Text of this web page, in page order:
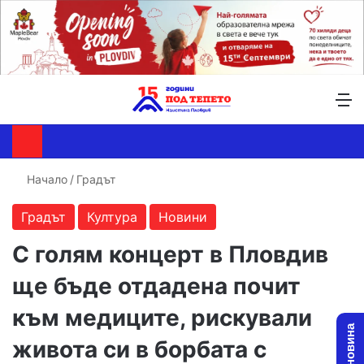
Начало / Градът
Градът Култура Новини
С голям концерт в Пловдив
ще бъде отдадена почит
към медиците, рискували
живота си в борбата с